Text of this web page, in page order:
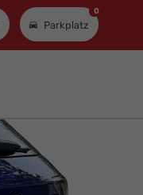
Parkplatz
0